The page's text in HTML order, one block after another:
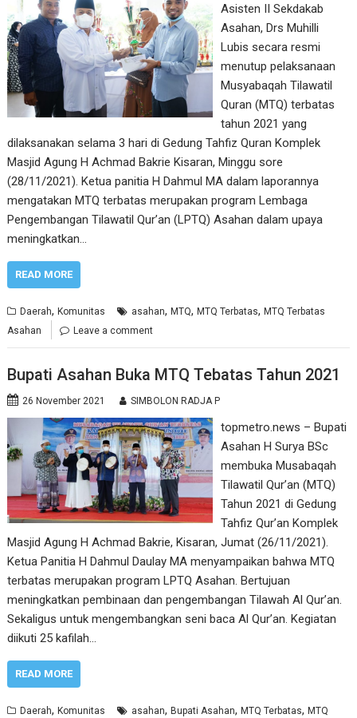
Asisten II Sekdakab
Asahan, Drs Muhilli
Lubis secara resmi
menutup pelaksanaan
Musyabaqah Tilawatil
Quran (MTQ) terbatas
tahun 2021 yang
dilaksanakan selama 3 hari di Gedung Tahfiz Quran Komplek
Masjid Agung H Achmad Bakrie Kisaran, Minggu sore
(28/11/2021). Ketua panitia H Dahmul MA dalam laporannya
mengatakan MTQ terbatas merupakan program Lembaga
Pengembangan Tilawatil Qur’an (LPTQ) Asahan dalam upaya
meningkatkan…
READ MORE
Daerah,Komunitas asahan,MTQ,MTQ Terbatas,MTQ Terbatas
Asahan
Leave a comment
Bupati Asahan Buka MTQ Tebatas Tahun 2021
26 November 2021 SIMBOLON RADJA P
topmetro.news – Bupati
Asahan H Surya BSc
membuka Musabaqah
Tilawatil Qur’an (MTQ)
Tahun 2021 di Gedung
Tahfiz Qur’an Komplek
Masjid Agung H Achmad Bakrie, Kisaran, Jumat (26/11/2021).
Ketua Panitia H Dahmul Daulay MA menyampaikan bahwa MTQ
terbatas merupakan program LPTQ Asahan. Bertujuan
meningkatkan pembinaan dan pengembangan Tilawah Al Qur’an.
Sekaligus untuk mengembangkan seni baca Al Qur’an. Kegiatan
diikuti 25 kafilah…
READ MORE
Daerah,Komunitas asahan,Bupati Asahan,MTQ Terbatas,MTQ